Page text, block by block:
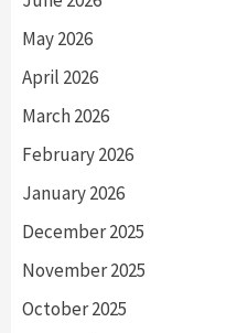
May 2026
April 2026
March 2026
February 2026
January 2026
December 2025
November 2025
October 2025